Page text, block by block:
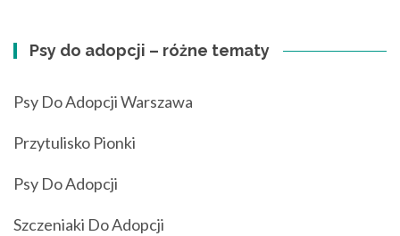
Psy do adopcji – różne tematy
Psy Do Adopcji Warszawa
Przytulisko Pionki
Psy Do Adopcji
Szczeniaki Do Adopcji